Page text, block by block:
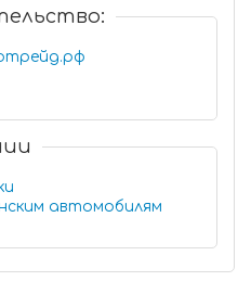
автомобилям